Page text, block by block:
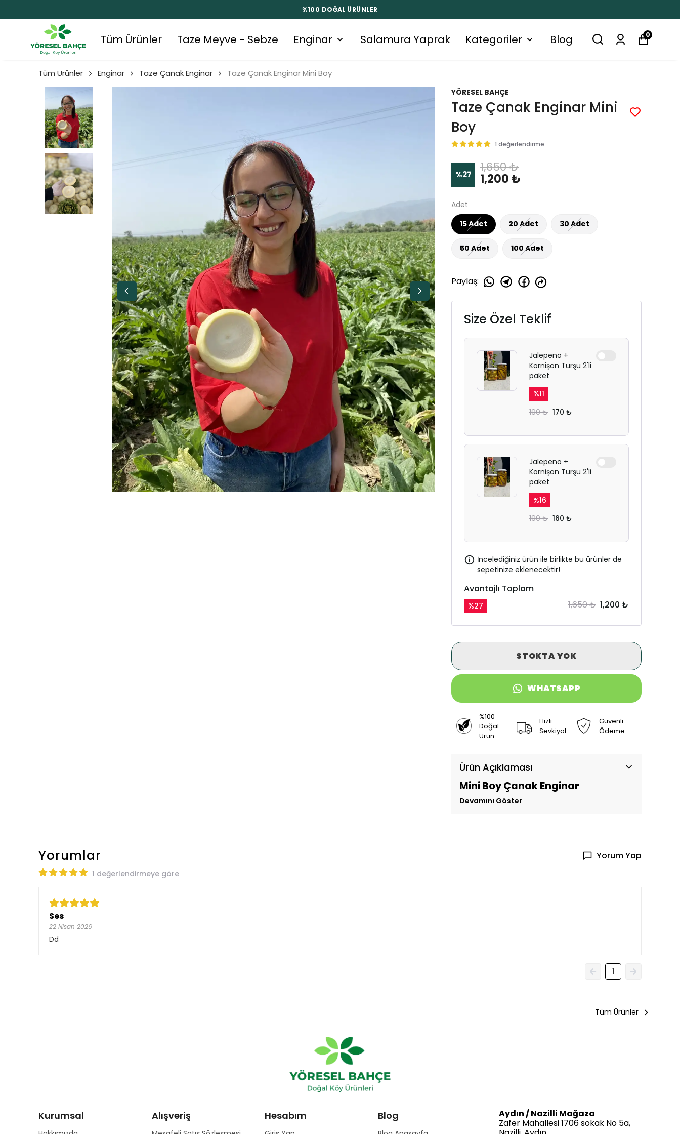
%100 DOĞAL ÜRÜNLER
Tüm Ürünler Taze Meyve - Sebze Enginar Salamura Yaprak Kategoriler Blog 0
Tüm Ürünler Enginar Taze Çanak Enginar Taze Çanak Enginar Mini Boy
YÖRESEL BAHÇE
Taze Çanak Enginar Mini
Boy
1 değerlendirme
%27 1,650 ₺
1,200 ₺
Adet
15 Adet
20 Adet 30 Adet
50 Adet 100 Adet
Paylaş:
Size Özel Teklif
Jalepeno +
Kornişon Turşu 2'li
paket
%11
190 ₺ 170 ₺
Jalepeno +
Kornişon Turşu 2'li
paket
%16
190 ₺ 160 ₺
İncelediğiniz ürün ile birlikte bu ürünler de
sepetinize eklenecektir!
Avantajlı Toplam
%27 1,650 ₺ 1,200 ₺
STOKTA YOK
WHATSAPP
%100
Doğal
Ürün
Hızlı
Sevkiyat
Güvenli
Ödeme
Ürün Açıklaması
Mini Boy Çanak Enginar
Devamını Göster
Yorumlar Yorum Yap
1 değerlendirmeye göre
Ses
22 Nisan 2026
Dd
1
Tüm Ürünler
Kurumsal Alışveriş Hesabım Blog
Aydın / Nazilli Mağaza
Zafer Mahallesi 1706 sokak No 5a,